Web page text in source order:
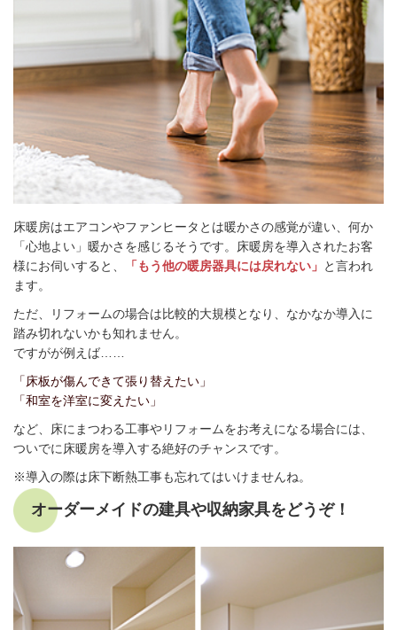
床暖房はエアコンやファンヒータとは暖かさの感覚が違い、何か
「心地よい」暖かさを感じるそうです。床暖房を導入されたお客
様にお伺いすると、
「もう他の暖房器具には戻れない」 と言われ
ます。
ただ、リフォームの場合は比較的大規模となり、なかなか導入に
踏み切れないかも知れません。
ですがが例えば……
「床板が傷んできて張り替えたい」
「和室を洋室に変えたい」
など、床にまつわる工事やリフォームをお考えになる場合には、
ついでに床暖房を導入する絶好のチャンスです。
※導入の際は床下断熱工事も忘れてはいけませんね。
オーダーメイドの建具や収納家具をどうぞ！